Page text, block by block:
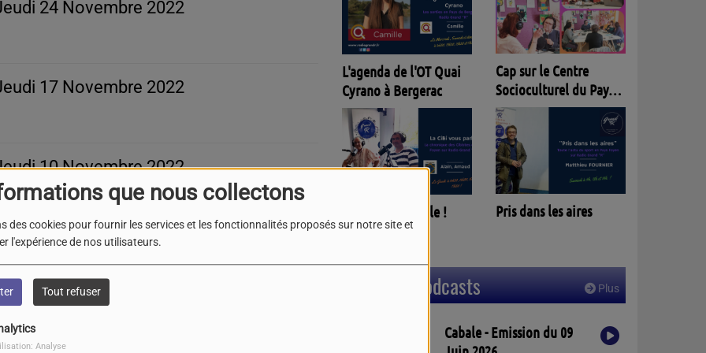
que nous collectons
des cookies pour fournir les services et les fonctionnalités proposés sur notre site et
l'expérience de nos utilisateurs.
Tout refuser
Analyse
24 Novembre 2022
17 Novembre 2022
10 Novembre 2022
03 Novembre 2022
27 Octobre 2022
Cap sur le Centre
Socioculturel du Pays
Foyen
Pris dans les aires
Entracte
Parlèm nostra lenga
Plus
Derniers podcasts
Cabale - Emission du 09